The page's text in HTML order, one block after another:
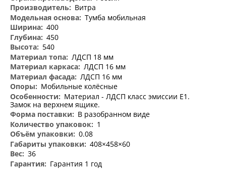
Витра
Тумба мобильная
400
450
540
ЛДСП 18 мм
ЛДСП 16 мм
ЛДСП 16 мм
Мобильные колёсные
Материал - ЛДСП класс эмиссии Е1.
Замок на верхнем ящике.
В разобранном виде
1
0.08
408×458×60
36
Гарантия 1 год